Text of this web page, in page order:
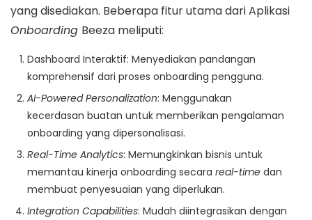
yang disediakan. Beberapa fitur utama dari Aplikasi
Onboarding Beeza meliputi:
Dashboard Interaktif: Menyediakan pandangan
komprehensif dari proses onboarding pengguna.
AI-Powered Personalization: Menggunakan
kecerdasan buatan untuk memberikan pengalaman
onboarding yang dipersonalisasi.
Real-Time Analytics: Memungkinkan bisnis untuk
memantau kinerja onboarding secara real-time dan
membuat penyesuaian yang diperlukan.
Integration Capabilities: Mudah diintegrasikan dengan